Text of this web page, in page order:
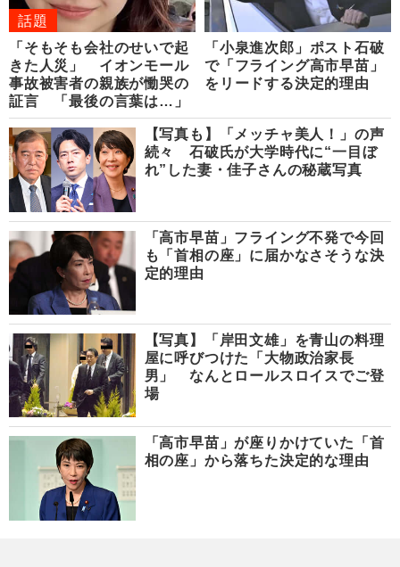
話題
「そもそも会社のせいで起
きた人災」 イオンモール
事故被害者の親族が慟哭の
証言 「最後の言葉は…」
「小泉進次郎」ポスト石破
で「フライング高市早苗」
をリードする決定的理由
【写真も】「メッチャ美人！」の声
続々 石破氏が大学時代に“一目ぼ
れ”した妻・佳子さんの秘蔵写真
「高市早苗」フライング不発で今回
も「首相の座」に届かなさそうな決
定的理由
【写真】「岸田文雄」を青山の料理
屋に呼びつけた「大物政治家長
男」 なんとロールスロイスでご登
場
「高市早苗」が座りかけていた「首
相の座」から落ちた決定的な理由